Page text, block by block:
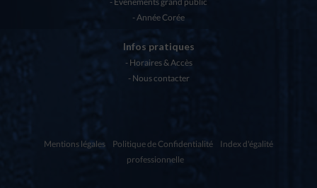
Année Corée
Infos pratiques
Horaires & Accès
Nous contacter
Mentions légales Politique de Confidentialité
Index d'égalité
professionnelle